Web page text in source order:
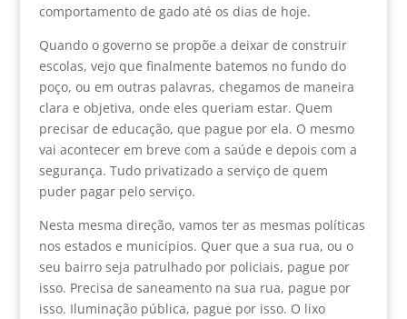
comportamento de gado até os dias de hoje.
Quando o governo se propõe a deixar de construir
escolas, vejo que finalmente batemos no fundo do
poço, ou em outras palavras, chegamos de maneira
clara e objetiva, onde eles queriam estar. Quem
precisar de educação, que pague por ela. O mesmo
vai acontecer em breve com a saúde e depois com a
segurança. Tudo privatizado a serviço de quem
puder pagar pelo serviço.
Nesta mesma direção, vamos ter as mesmas políticas
nos estados e municípios. Quer que a sua rua, ou o
seu bairro seja patrulhado por policiais, pague por
isso. Precisa de saneamento na sua rua, pague por
isso. Iluminação pública, pague por isso. O lixo